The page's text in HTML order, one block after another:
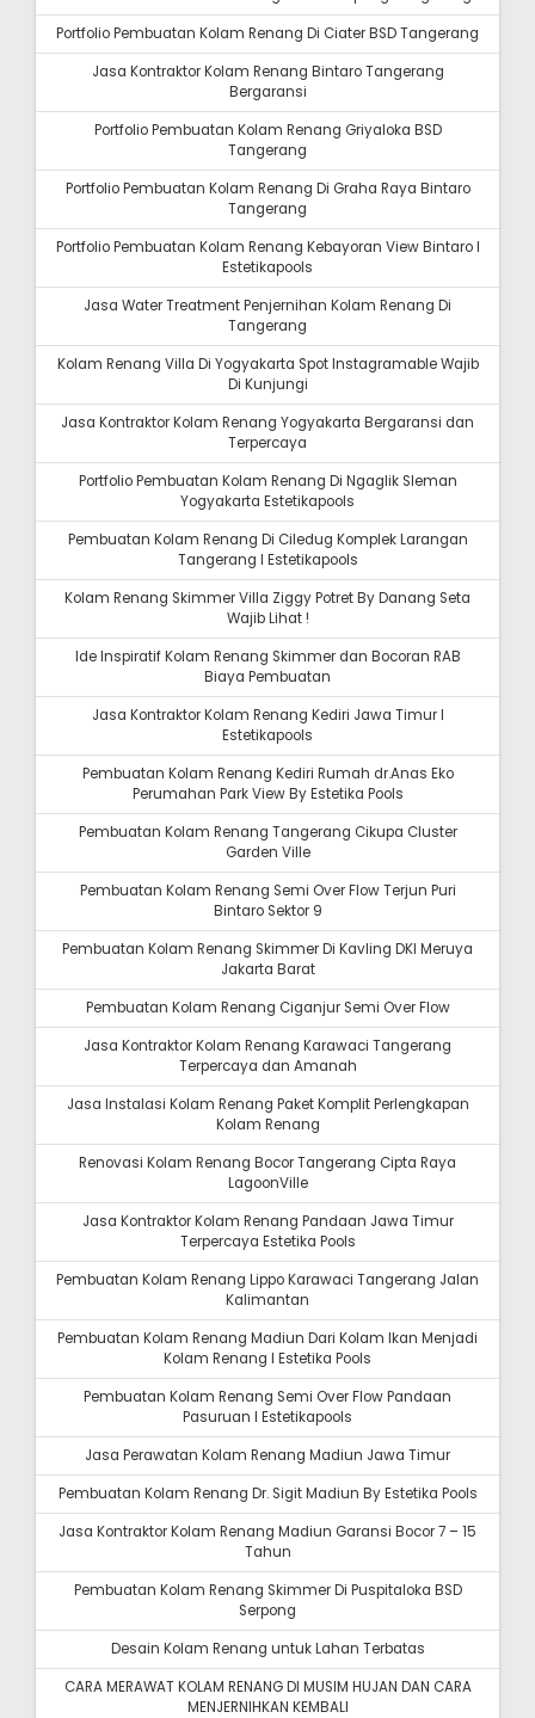
Portfolio Pembuatan Kolam Renang Di Ciater BSD Tangerang
Jasa Kontraktor Kolam Renang Bintaro Tangerang
Bergaransi
Portfolio Pembuatan Kolam Renang Griyaloka BSD
Tangerang
Portfolio Pembuatan Kolam Renang Di Graha Raya Bintaro
Tangerang
Portfolio Pembuatan Kolam Renang Kebayoran View Bintaro I
Estetikapools
Jasa Water Treatment Penjernihan Kolam Renang Di
Tangerang
Kolam Renang Villa Di Yogyakarta Spot Instagramable Wajib
Di Kunjungi
Jasa Kontraktor Kolam Renang Yogyakarta Bergaransi dan
Terpercaya
Portfolio Pembuatan Kolam Renang Di Ngaglik Sleman
Yogyakarta Estetikapools
Pembuatan Kolam Renang Di Ciledug Komplek Larangan
Tangerang I Estetikapools
Kolam Renang Skimmer Villa Ziggy Potret By Danang Seta
Wajib Lihat !
Ide Inspiratif Kolam Renang Skimmer dan Bocoran RAB
Biaya Pembuatan
Jasa Kontraktor Kolam Renang Kediri Jawa Timur I
Estetikapools
Pembuatan Kolam Renang Kediri Rumah dr.Anas Eko
Perumahan Park View By Estetika Pools
Pembuatan Kolam Renang Tangerang Cikupa Cluster
Garden Ville
Pembuatan Kolam Renang Semi Over Flow Terjun Puri
Bintaro Sektor 9
Pembuatan Kolam Renang Skimmer Di Kavling DKI Meruya
Jakarta Barat
Pembuatan Kolam Renang Ciganjur Semi Over Flow
Jasa Kontraktor Kolam Renang Karawaci Tangerang
Terpercaya dan Amanah
Jasa Instalasi Kolam Renang Paket Komplit Perlengkapan
Kolam Renang
Renovasi Kolam Renang Bocor Tangerang Cipta Raya
LagoonVille
Jasa Kontraktor Kolam Renang Pandaan Jawa Timur
Terpercaya Estetika Pools
Pembuatan Kolam Renang Lippo Karawaci Tangerang Jalan
Kalimantan
Pembuatan Kolam Renang Madiun Dari Kolam Ikan Menjadi
Kolam Renang I Estetika Pools
Pembuatan Kolam Renang Semi Over Flow Pandaan
Pasuruan I Estetikapools
Jasa Perawatan Kolam Renang Madiun Jawa Timur
Pembuatan Kolam Renang Dr. Sigit Madiun By Estetika Pools
Jasa Kontraktor Kolam Renang Madiun Garansi Bocor 7 – 15
Tahun
Pembuatan Kolam Renang Skimmer Di Puspitaloka BSD
Serpong
Desain Kolam Renang untuk Lahan Terbatas
CARA MERAWAT KOLAM RENANG DI MUSIM HUJAN DAN CARA
MENJERNIHKAN KEMBALI